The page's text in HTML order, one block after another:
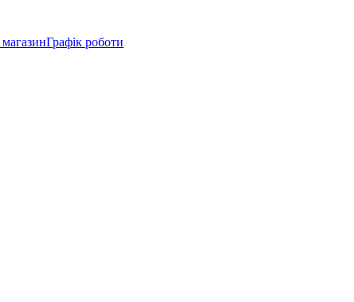
Графік роботи